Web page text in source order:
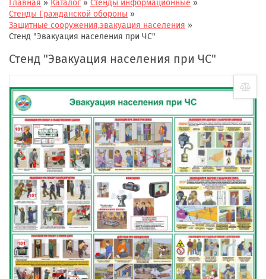
Главная » Каталог » Стенды информационные »
Стенды Гражданской обороны »
Защитные сооружения,эвакуация населения »
Стенд "Эвакуация населения при ЧС"
Стенд "Эвакуация населения при ЧС"